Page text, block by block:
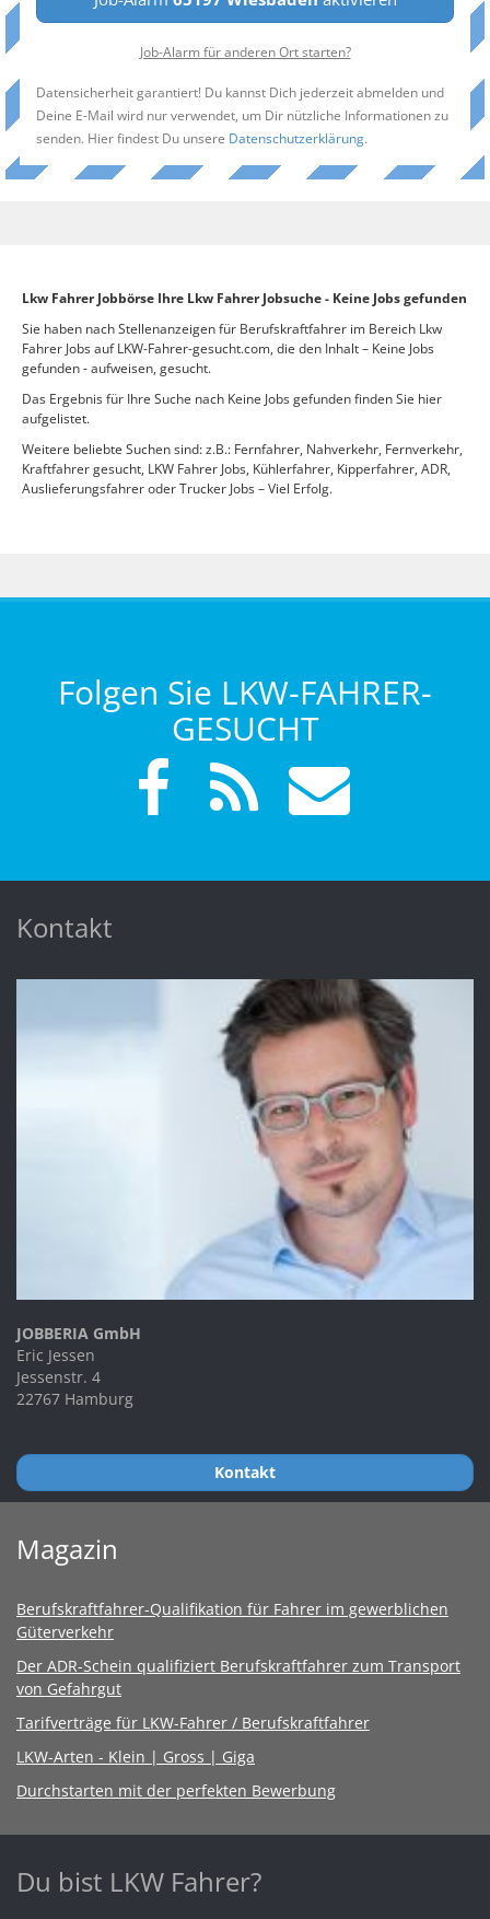
Job-Alarm für anderen Ort starten?
Datensicherheit garantiert! Du kannst Dich jederzeit abmelden und
Deine E-Mail wird nur verwendet, um Dir nützliche Informationen zu
senden. Hier findest Du unsere Datenschutzerklärung.
Lkw Fahrer Jobbörse Ihre Lkw Fahrer Jobsuche - Keine Jobs gefunden
Sie haben nach Stellenanzeigen für Berufskraftfahrer im Bereich Lkw
Fahrer Jobs auf LKW-Fahrer-gesucht.com, die den Inhalt – Keine Jobs
gefunden - aufweisen, gesucht.
Das Ergebnis für Ihre Suche nach Keine Jobs gefunden finden Sie hier
aufgelistet.
Weitere beliebte Suchen sind: z.B.: Fernfahrer, Nahverkehr, Fernverkehr,
Kraftfahrer gesucht, LKW Fahrer Jobs, Kühlerfahrer, Kipperfahrer, ADR,
Auslieferungsfahrer oder Trucker Jobs – Viel Erfolg.
Folgen Sie LKW-FAHRER-
GESUCHT
Kontakt
JOBBERIA GmbH
Eric Jessen
Jessenstr. 4
22767 Hamburg
Kontakt
Magazin
Berufskraftfahrer-Qualifikation für Fahrer im gewerblichen
Güterverkehr
Der ADR-Schein qualifiziert Berufskraftfahrer zum Transport
von Gefahrgut
Tarifverträge für LKW-Fahrer / Berufskraftfahrer
LKW-Arten - Klein | Gross | Giga
Durchstarten mit der perfekten Bewerbung
Du bist LKW Fahrer?